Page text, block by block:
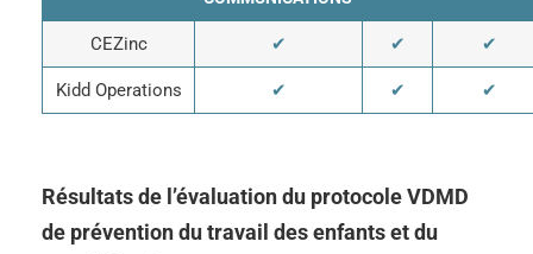
CEZinc ✔ ✔ ✔
Kidd Operations ✔ ✔ ✔
Résultats de l’évaluation du protocole VDMD
de prévention du travail des enfants et du